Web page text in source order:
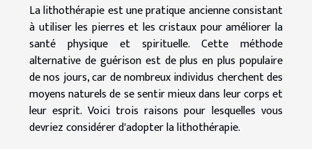
La lithothérapie est une pratique ancienne consistant
à utiliser les pierres et les cristaux pour améliorer la
santé physique et spirituelle. Cette méthode
alternative de guérison est de plus en plus populaire
de nos jours, car de nombreux individus cherchent des
moyens naturels de se sentir mieux dans leur corps et
leur esprit. Voici trois raisons pour lesquelles vous
devriez considérer d'adopter la lithothérapie.